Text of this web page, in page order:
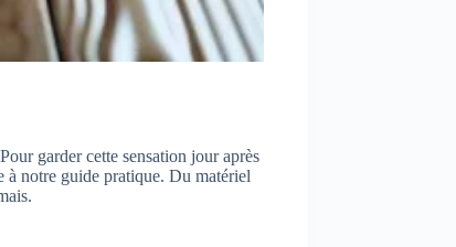
garder cette sensation jour après
à notre guide pratique. Du matériel